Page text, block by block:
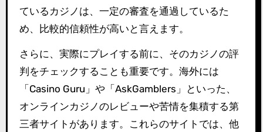
ているカジノは、一定の審査を通過しているた
め、比較的信頼性が高いと言えます。
さらに、実際にプレイする前に、そのカジノの評
判をチェックすることも重要です。海外には
「Casino Guru」や「AskGamblers」といった、
オンラインカジノのレビューや苦情を集積する第
三者サイトがあります。これらのサイトでは、他